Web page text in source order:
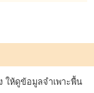
ให้ดูข้อมูลจำเพาะพื้น